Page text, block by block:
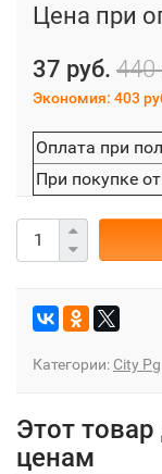
Цена при
37 руб. 440
Экономия: 403
Оплата при
При покупке
Категории: City Pg
Этот
ценам